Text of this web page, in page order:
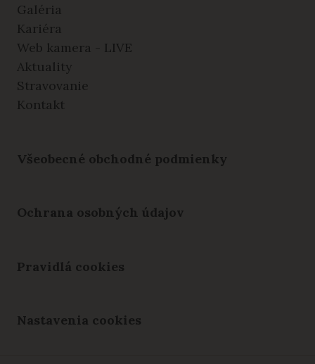
Galéria
Kariéra
Web kamera - LIVE
Aktuality
Stravovanie
Kontakt
Všeobecné obchodné podmienky
Ochrana osobných údajov
Pravidlá cookies
Nastavenia cookies